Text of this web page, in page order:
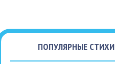
ПОПУЛЯРНЫЕ СТИХИ